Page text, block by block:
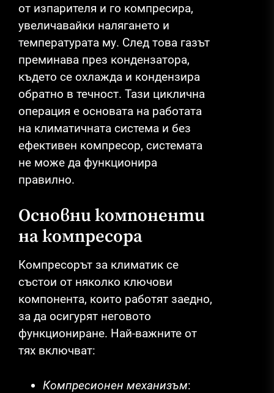
от изпарителя и го компресира,
увеличавайки налягането и
температурата му. След това газът
преминава през кондензатора,
където се охлажда и кондензира
обратно в течност. Тази циклична
операция е основата на работата
на климатичната система и без
ефективен компресор, системата
не може да функционира
правилно.
Основни компоненти
на компресора
Компресорът за климатик се
състои от няколко ключови
компонента, които работят заедно,
за да осигурят неговото
функциониране. Най-важните от
тях включват:
Компресионен механизъм: